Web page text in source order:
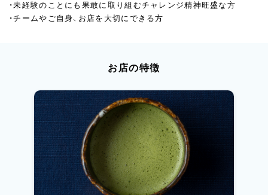
・未経験のことにも果敢に取り組むチャレンジ精神旺盛な方
・チームやご自身、お店を大切にできる方
お店の特徴